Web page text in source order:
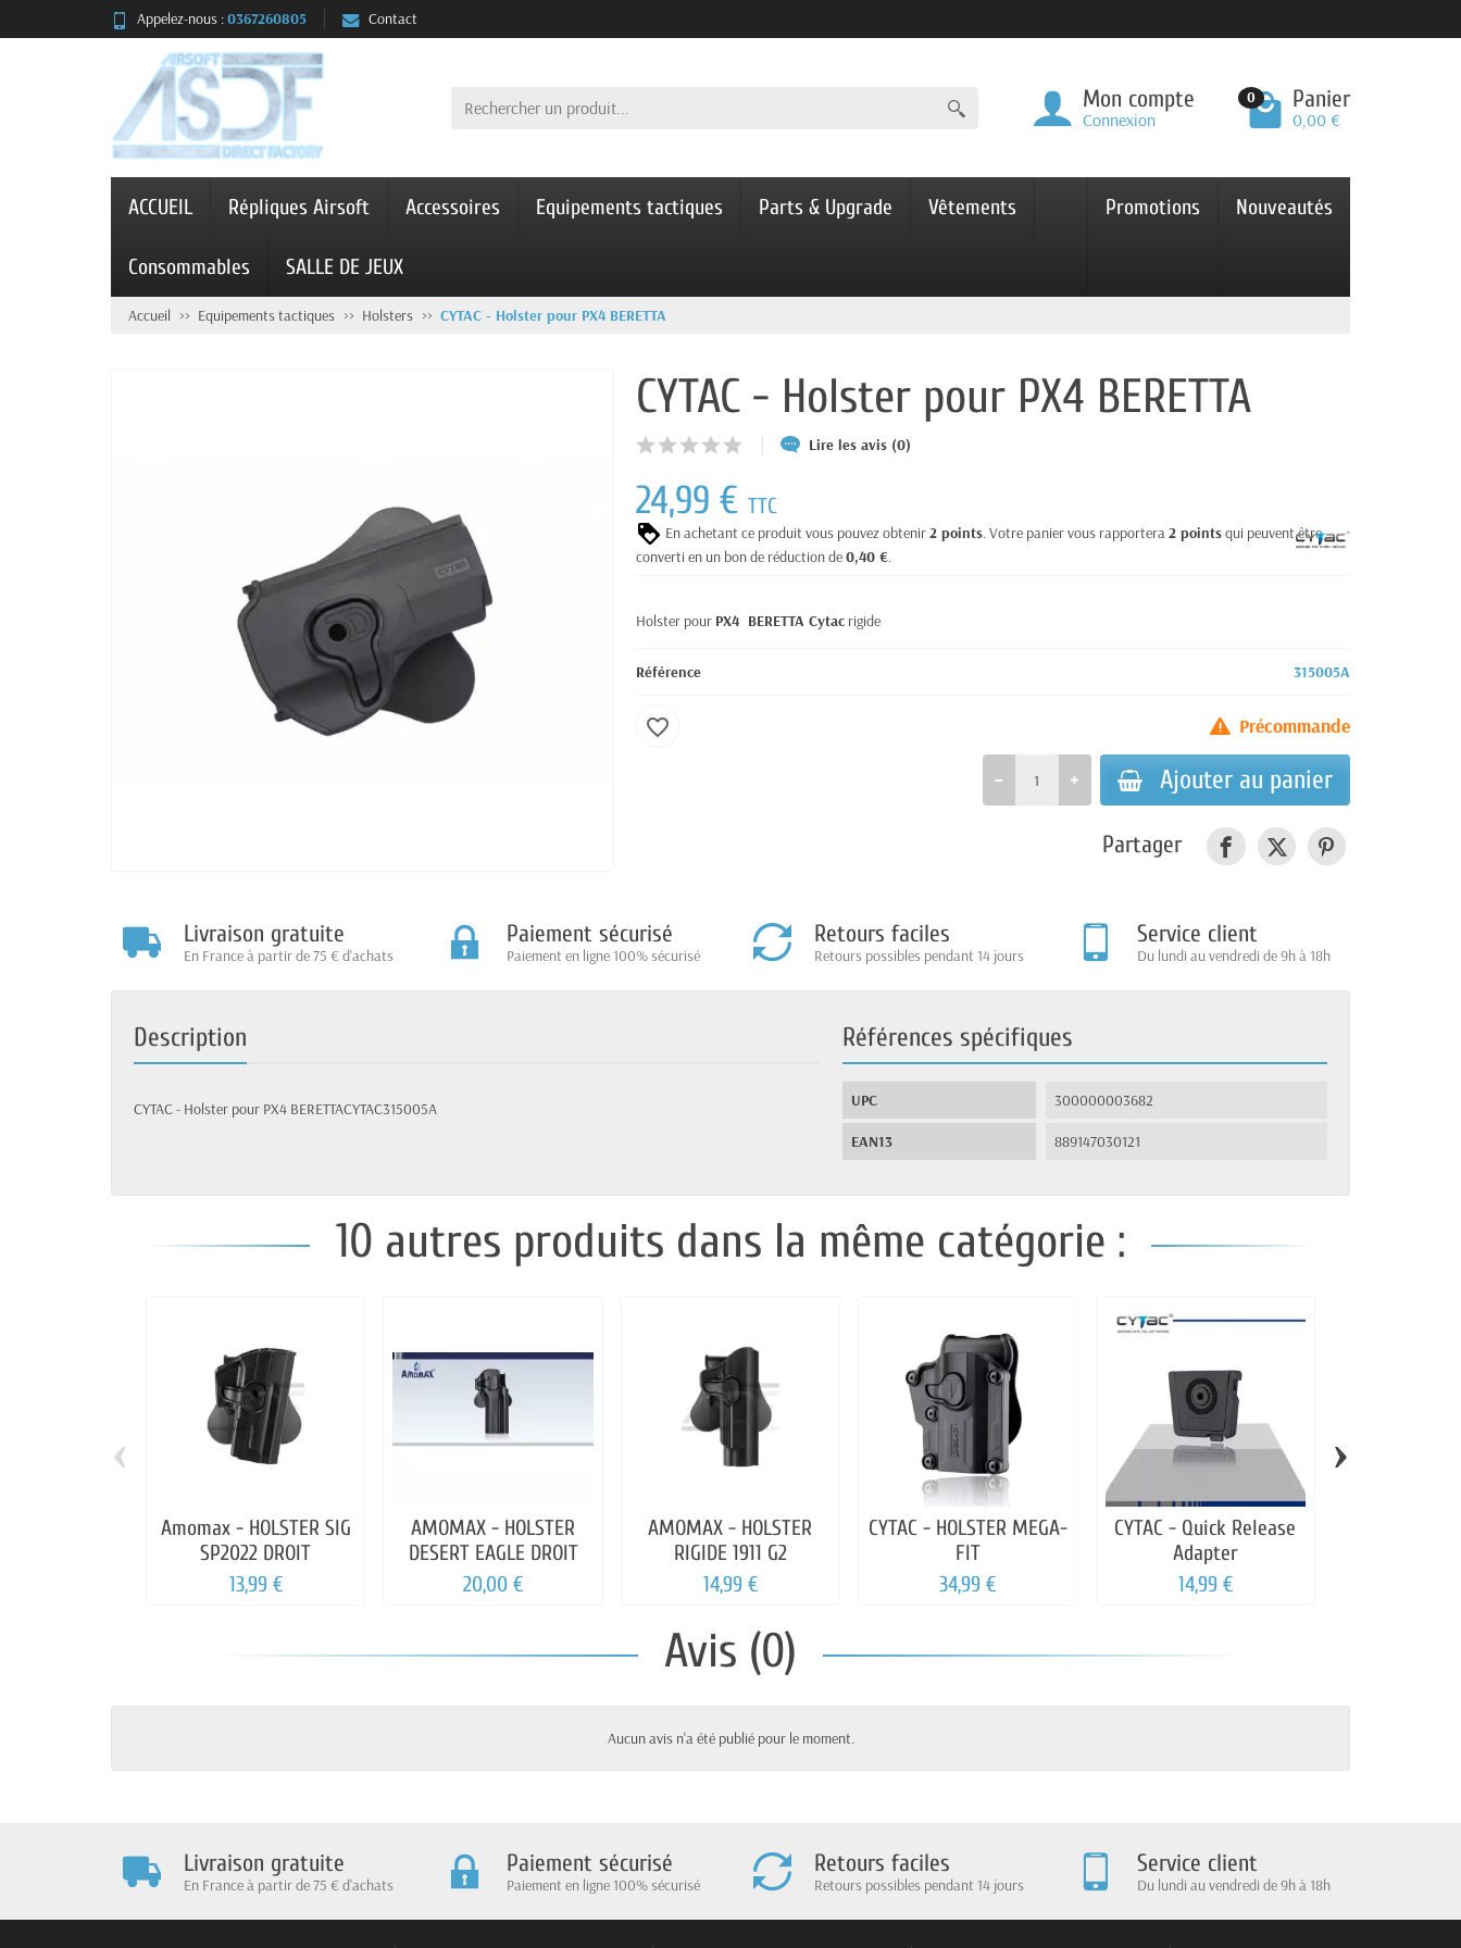
Appelez-nous :0367260805 Contact
Mon compte
Connexion
0 Panier
0,00 €
ACCUEIL Répliques Airsoft Accessoires Equipements tactiques Parts & Upgrade Vêtements
Consommables SALLE DE JEUX
Promotions Nouveautés
Accueil Equipements tactiques Holsters CYTAC - Holster pour PX4 BERETTA
CYTAC - Holster pour PX4 BERETTA
Lire les avis (0)
24,99 €TTC
En achetant ce produit vous pouvez obtenir2 points. Votre panier vous rapportera2 pointsqui peuvent être
converti en un bon de réduction de0,40 €.
Holster pour PX4 BERETTA Cytac rigide
Référence 315005A
Précommande
Ajouter au panier
favorite_border
Partager
Livraison gratuite
En France à partir de 75 € d'achats
Paiement sécurisé
Paiement en ligne 100% sécurisé
Retours faciles
Retours possibles pendant 14 jours
Service client
Du lundi au vendredi de 9h à 18h
Description
CYTAC - Holster pour PX4 BERETTACYTAC315005A
Références spécifiques
UPC 300000003682
EAN13 889147030121
10 autres produits dans la même catégorie :
Amomax - HOLSTER SIG
SP2022 DROIT
13,99 €
AMOMAX - HOLSTER
DESERT EAGLE DROIT
20,00 €
AMOMAX - HOLSTER
RIGIDE 1911 G2
14,99 €
CYTAC - HOLSTER MEGA-
FIT
34,99 €
CYTAC - Quick Release
Adapter
14,99 €
‹ ›
Avis (0)
Aucun avis n'a été publié pour le moment.
Livraison gratuite
En France à partir de 75 € d'achats
Paiement sécurisé
Paiement en ligne 100% sécurisé
Retours faciles
Retours possibles pendant 14 jours
Service client
Du lundi au vendredi de 9h à 18h